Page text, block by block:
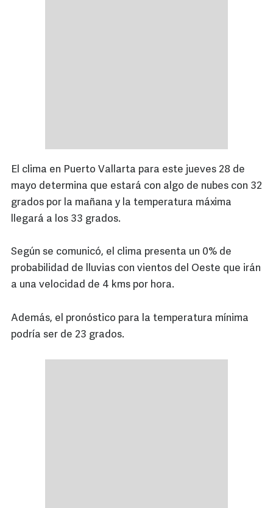
El clima en Puerto Vallarta para este jueves 28 de
mayo determina que estará con algo de nubes con 32
grados por la mañana y la temperatura máxima
llegará a los 33 grados.
Según se comunicó, el clima presenta un 0% de
probabilidad de lluvias con vientos del Oeste que irán
a una velocidad de 4 kms por hora.
Además, el pronóstico para la temperatura mínima
podría ser de 23 grados.